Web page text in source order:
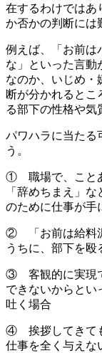
在するわけではあ
か否かの判断には
例えば、「お前は
な」といった言動
なのか、いじめ・
断が分かれるとこ
る部下の性格や気
パワハラに当たる
う。
① 職場で、ことあ
「辞めちまえ」
のために仕事が手
② 「お前は給料
うちに、部下を
③ 客観的に実現
できないからとい
吐く場合
④ 挨拶してきて
仕事を全く与えな